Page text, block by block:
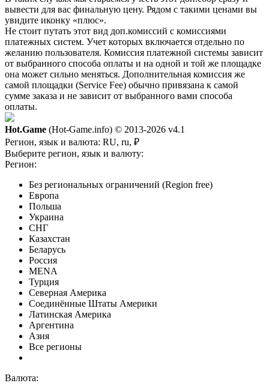
вывести для вас финальную цену. Рядом с такими ценами вы
увидите иконку «плюс».
Не стоит путать этот вид доп.комиссий с комиссиями
платежных систем. Учет которых включается отдельно по
желанию пользователя. Комиссия платежной системы зависит
от выбранного способа оплаты и на одной и той же площадке
она может сильно меняться. Дополнительная комиссия же
самой площадки (Service Fee) обычно привязана к самой
сумме заказа и не зависит от выбранного вами способа
оплаты.
Hot.Game (Hot-Game.info) © 2013-2026 v4.1
Регион, язык и валюта: RU, ru, ₽
Выберите регион, язык и валюту:
Регион:
Без региональных ограничений (Region free)
Европа
Польша
Украина
СНГ
Казахстан
Беларусь
Россия
MENA
Турция
Северная Америка
Соединённые Штаты Америки
Латинская Америка
Аргентина
Азия
Все регионы
Валюта: